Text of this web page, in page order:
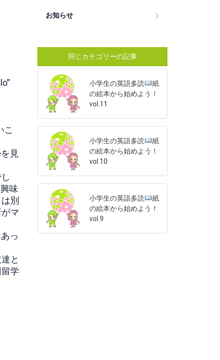
こ
見
味
別
マ
っ
と
学
お知らせ
同じカテゴリーの記事
小学生の英語多読
紙
の絵本から始めよう！
vol.11
小学生の英語多読
紙
の絵本から始めよう！
vol.10
小学生の英語多読
紙
の絵本から始めよう！
vol.9